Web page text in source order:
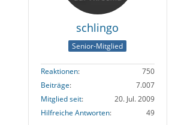
schlingo
Senior-Mitglied
Reaktionen
750
Beiträge
7.007
Mitglied seit
20. Jul. 2009
Hilfreiche Antworten
49